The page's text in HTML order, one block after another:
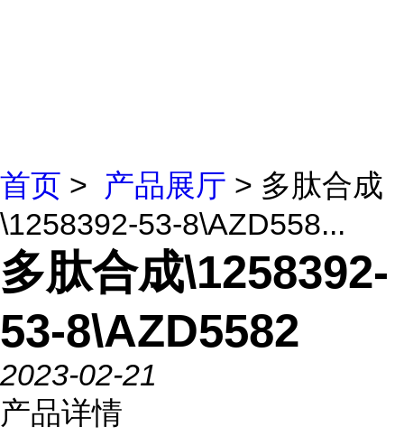
首页 > 产品展厅 > 多肽合成
\1258392-53-8\AZD558...
多肽合成\1258392-
53-8\AZD5582
2023-02-21
产品详情